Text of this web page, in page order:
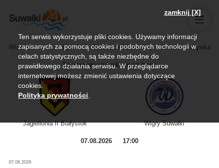
Wiadomości Sport Biznes, rolnictwo Kultura i rozrywka
Zapraszamy na relację na żywo
Jagiellonia II Białystok Wigry Suwałki
07.08.2026 17:00
07.06.2026
zamknij [X]
Ten serwis wykorzystuje pliki cookies. Używamy informacji
zapisanych za pomocą cookies i podobnych technologii w
celach statystycznych, są także niezbędne do
prawidłowego działania serwisu. W przeglądarce
internetowej możesz zmienić ustawienia dotyczące
cookies.
Polityka prywatności